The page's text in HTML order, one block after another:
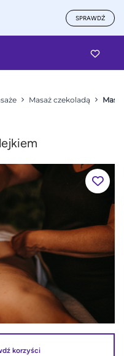
SPRAWDŹ
Masaż czekoladą
korzyści